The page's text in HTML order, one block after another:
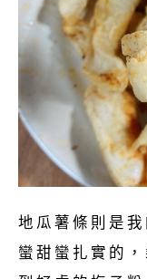
地瓜薯條則是
蠻甜蠻扎實的